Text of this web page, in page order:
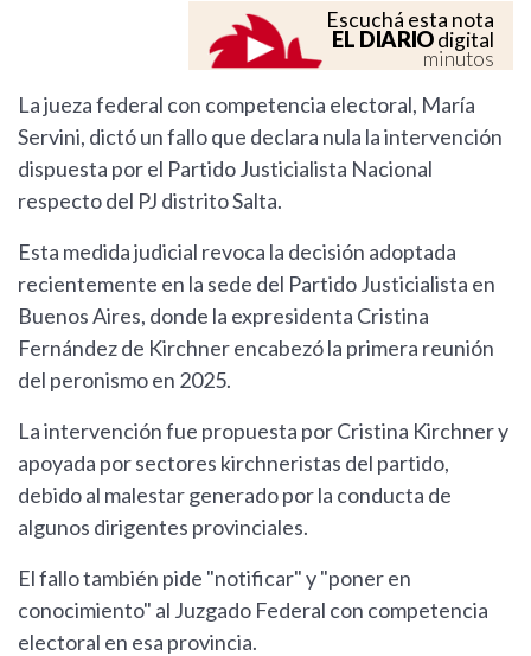
Escuchá esta nota
EL DIARIOdigital
minutos
La jueza federal con competencia electoral, María
Servini, dictó un fallo que declara nula la intervención
dispuesta por el Partido Justicialista Nacional
respecto del PJ distrito Salta.
Esta medida judicial revoca la decisión adoptada
recientemente en la sede del Partido Justicialista en
Buenos Aires, donde la expresidenta Cristina
Fernández de Kirchner encabezó la primera reunión
del peronismo en 2025.
La intervención fue propuesta por Cristina Kirchner y
apoyada por sectores kirchneristas del partido,
debido al malestar generado por la conducta de
algunos dirigentes provinciales.
El fallo también pide "notificar" y "poner en
conocimiento" al Juzgado Federal con competencia
electoral en esa provincia.